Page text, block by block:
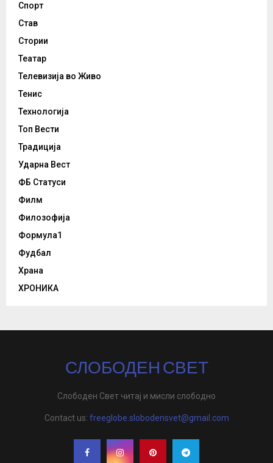
Спорт
Став
Стории
Театар
Телевизија во Живо
Тенис
Технологија
Топ Вести
Традиција
Ударна Вест
ФБ Статуси
Филм
Филозофија
Формула1
Фудбал
Храна
ХРОНИКА
СЛОБОДЕН СВЕТ
Слободен Свет читај и мисли слободно
Contact us: freeglobe.slobodensvet@gmail.com